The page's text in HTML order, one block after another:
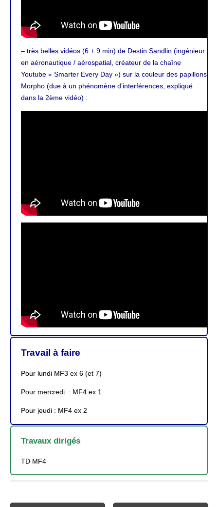
– très belles vidéos (6 + 9 min) de Destin Sandlin (ingénieur
en aéronautique / aérospatial, créateur de la chaîne
Youtube « Smarter Every Day ») sur la couleur des papillons
Morpho (due à un phénomène d’interférences, expliqué
dans la 2ème vidéo) :
Travail à faire
Pour lundi MF3 ex 6 (et 7)
Pour mercredi : MF4 ex 1
Pour jeudi : MF4 ex 2
Travaux dirigés
TD MF4
Post